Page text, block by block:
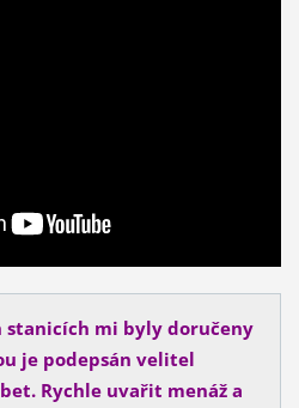
stanicích mi byly doručeny
je podepsán velitel
Rychle uvařit menáž a